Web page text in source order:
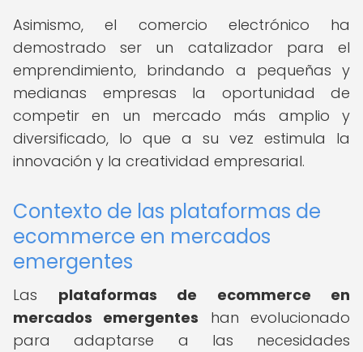
Asimismo, el comercio electrónico ha
demostrado ser un catalizador para el
emprendimiento, brindando a pequeñas y
medianas empresas la oportunidad de
competir en un mercado más amplio y
diversificado, lo que a su vez estimula la
innovación y la creatividad empresarial.
Contexto de las plataformas de
ecommerce en mercados
emergentes
Las plataformas de ecommerce en
mercados emergentes han evolucionado
para adaptarse a las necesidades